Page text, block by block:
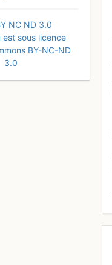
NC ND 3.0
est sous licence
BY-NC-ND
3.0